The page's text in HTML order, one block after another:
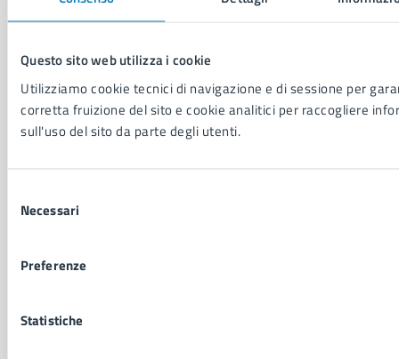
Questo sito web utilizza i cookie
Utilizziamo cookie tecnici di navigazione e di sessione per
corretta fruizione del sito e cookie analitici per raccogliere
sull'uso del sito da parte degli utenti.
delNecessari
Preferenze
Statistiche
Documenti e dati
Intranet, posta aziendale e protocollo
CATEGORIE DI SERVIZIO
Ambiente
Anagrafe e stato civile
Documenti e certificati
Educazione e formazione
Imprese e commercio
Vita lavorativa